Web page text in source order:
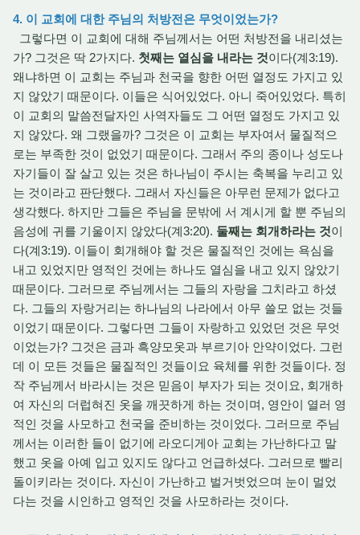
4. 이 교회에 대한 주님의 처방전은 무엇이었는가?
그렇다면 이 교회에 대해 주님께서는 어떤 처방전을 내리셨는
가? 그것은 딱 2가지다. 첫째는 열심을 내라는 것이다(계3:19).
왜냐하면 이 교회는 주님과 천국을 향한 어떤 열정도 가지고 있
지 않았기 때문이다. 이들은 식어있었다. 아니 죽어있었다. 특히
이 교회의 말씀전달자인 사역자들도 그 어떤 열정도 가지고 있
지 않았다. 왜 그랬을까? 그것은 이 교회는 부자여서 물질적으
로는 부족한 것이 없었기 때문이다. 그래서 주의 종이나 성도나
자기들이 잘 살고 있는 것은 하나님이 주시는 축복을 누리고 있
는 것이라고 판단했다. 그래서 자신들은 아무런 문제가 없다고
생각했다. 하지만 그들은 주님을 문밖에 서 계시게 할 뿐 주님의
음성에 귀를 기울이지 않았다(계3:20). 둘째는 회개하라는 것이
다(계3:19). 이들이 회개해야 할 것은 물질적인 것에는 욕심을
내고 있었지만 영적인 것에는 하나도 열심을 내고 있지 않았기
때문이다. 그러므로 주님께서는 그들의 자랑을 그치라고 하셨
다. 그들의 자랑거리는 하나님의 나라에서 아무 쓸모 없는 것들
이었기 때문이다. 그렇다면 그들이 자랑하고 있었던 것은 무엇
이었는가? 그것은 금과 흑양모옷과 부르기아 안약이었다. 그런
데 이 모든 것들은 물질적인 것들이요 육체를 위한 것들이다. 정
작 주님께서 바라시는 것은 믿음이 부자가 되는 것이요, 회개하
여 자신의 더럽혀진 옷을 깨끗하게 하는 것이며, 영안이 열러 영
적인 것을 사모하고 천국을 준비하는 것이었다. 그러므로 주님
께서는 이러한 들이 없기에 라오디게아 교회는 가난하다고 말
했고 옷을 아예 입고 있지도 않다고 언급하셨다. 그러므로 빨리
돌이키라는 것이다. 자신이 가난하고 벌거벗었으며 눈이 멀었
다는 것을 시인하고 영적인 것을 사모하라는 것이다.